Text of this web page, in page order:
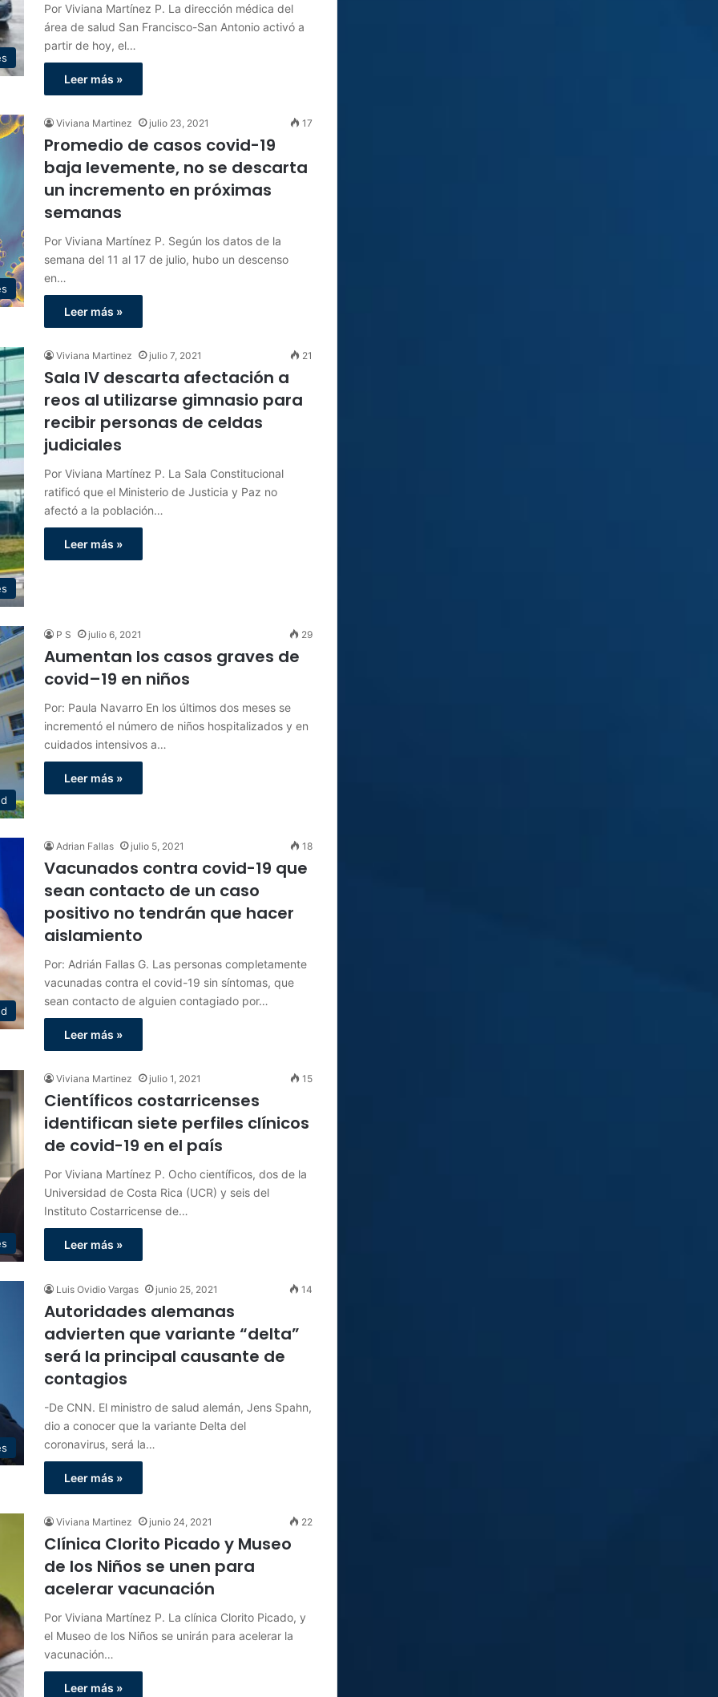
Por Viviana Martínez P. La dirección médica del
área de salud San Francisco-San Antonio activó a
partir de hoy, el…
Leer más »
Viviana Martinez julio 23, 2021 17
Promedio de casos covid-19
baja levemente, no se descarta
un incremento en próximas
semanas
Por Viviana Martínez P. Según los datos de la
semana del 11 al 17 de julio, hubo un descenso
en…
Leer más »
Viviana Martinez julio 7, 2021 21
Sala IV descarta afectación a
reos al utilizarse gimnasio para
recibir personas de celdas
judiciales
Por Viviana Martínez P. La Sala Constitucional
ratificó que el Ministerio de Justicia y Paz no
afectó a la población…
Leer más »
P S julio 6, 2021 29
Aumentan los casos graves de
covid–19 en niños
Por: Paula Navarro En los últimos dos meses se
incrementó el número de niños hospitalizados y en
cuidados intensivos a…
Leer más »
Adrian Fallas julio 5, 2021 18
Vacunados contra covid-19 que
sean contacto de un caso
positivo no tendrán que hacer
aislamiento
Por: Adrián Fallas G. Las personas completamente
vacunadas contra el covid-19 sin síntomas, que
sean contacto de alguien contagiado por…
Leer más »
Viviana Martinez julio 1, 2021 15
Científicos costarricenses
identifican siete perfiles clínicos
de covid-19 en el país
Por Viviana Martínez P. Ocho científicos, dos de la
Universidad de Costa Rica (UCR) y seis del
Instituto Costarricense de…
Leer más »
Luis Ovidio Vargas junio 25, 2021 14
Autoridades alemanas
advierten que variante “delta”
será la principal causante de
contagios
-De CNN. El ministro de salud alemán, Jens Spahn,
dio a conocer que la variante Delta del
coronavirus, será la…
Leer más »
Viviana Martinez junio 24, 2021 22
Clínica Clorito Picado y Museo
de los Niños se unen para
acelerar vacunación
Por Viviana Martínez P. La clínica Clorito Picado, y
el Museo de los Niños se unirán para acelerar la
vacunación…
Leer más »